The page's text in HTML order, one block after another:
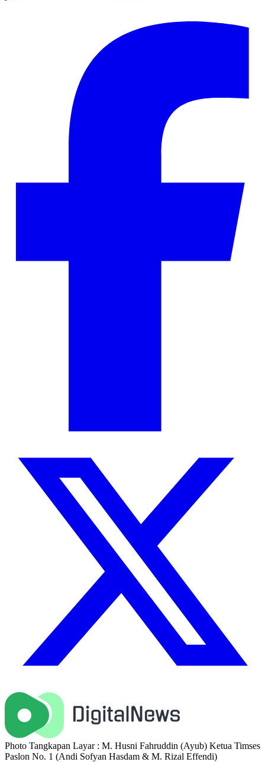
Photo Tangkapan Layar : M. Husni Fahruddin (Ayub) Ketua Timses
Paslon No. 1 (Andi Sofyan Hasdam & M. Rizal Effendi)